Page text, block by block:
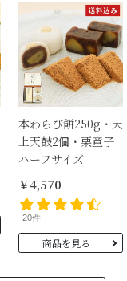
本わらび餅250g・天
上天鼓2個・栗童子
ハーフサイズ
￥4,570
20件
商品を見る